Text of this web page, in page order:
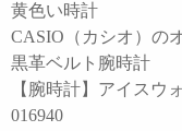
黄色い時計
CASIO（カシオ）の
黒革ベルト腕時計
【腕時計】アイス
016940